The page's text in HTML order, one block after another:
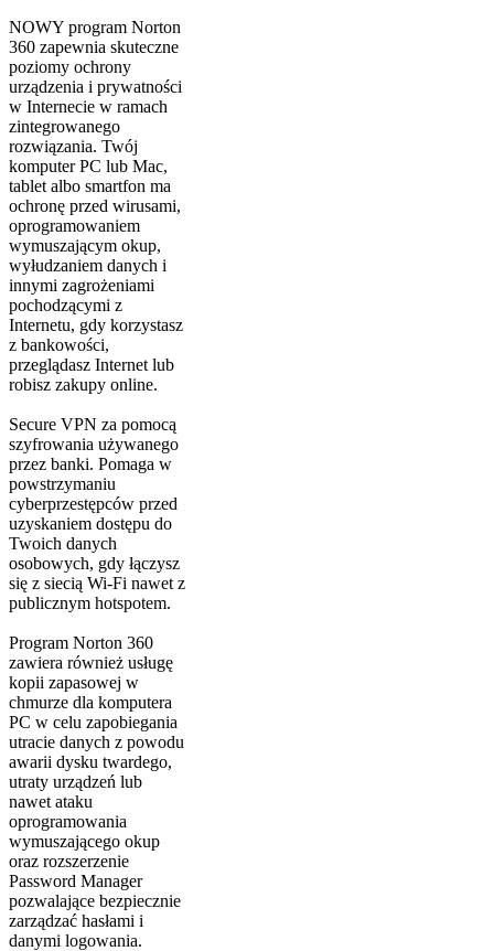
NOWY program Norton
360 zapewnia skuteczne
poziomy ochrony
urządzenia i prywatności
w Internecie w ramach
zintegrowanego
rozwiązania. Twój
komputer PC lub Mac,
tablet albo smartfon ma
ochronę przed wirusami,
oprogramowaniem
wymuszającym okup,
wyłudzaniem danych i
innymi zagrożeniami
pochodzącymi z
Internetu, gdy korzystasz
z bankowości,
przeglądasz Internet lub
robisz zakupy online.
Secure VPN za pomocą
szyfrowania używanego
przez banki. Pomaga w
powstrzymaniu
cyberprzestępców przed
uzyskaniem dostępu do
Twoich danych
osobowych, gdy łączysz
się z siecią Wi-Fi nawet z
publicznym hotspotem.
Program Norton 360
zawiera również usługę
kopii zapasowej w
chmurze dla komputera
PC w celu zapobiegania
utracie danych z powodu
awarii dysku twardego,
utraty urządzeń lub
nawet ataku
oprogramowania
wymuszającego okup
oraz rozszerzenie
Password Manager
pozwalające bezpiecznie
zarządzać hasłami i
danymi logowania.